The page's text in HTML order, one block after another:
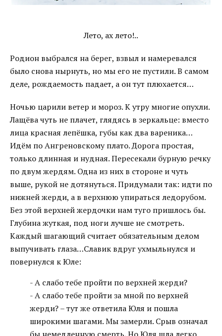
Лето, ах лето!..
Родион выбрался на берег, взвыл и намеревался
было снова нырнуть, но мы его не пустили. В самом
деле, рождаемость падает, а он тут плюхается…
Ночью царили ветер и мороз. К утру многие опухли.
Лащёва чуть не плачет, глядясь в зеркальце: вместо
лица красная лепёшка, губы как два вареника…
Идём по Ангреновскому плато. Дорога простая,
только длинная и нудная. Пересекали бурную речку
по двум жердям. Одна из них в стороне и чуть
выше, рукой не дотянуться. Придумали так: идти по
нижней жерди, а в верхнюю упираться ледорубом.
Без этой верхней жердочки нам туго пришлось бы.
Глубина жуткая, под ноги лучше не смотреть.
Каждый шагающий считает обязательным делом
выпучивать глаза…Славик вдруг ухмыльнулся и
повернулся к Юле:
- А слабо тебе пройти по верхней жерди?
- А слабо тебе пройти за мной по верхней
жерди? – тут же ответила Юля и пошла
широкими шагами. Мы замерли. Срыв означал